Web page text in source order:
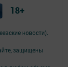
новости).
защищены
18+